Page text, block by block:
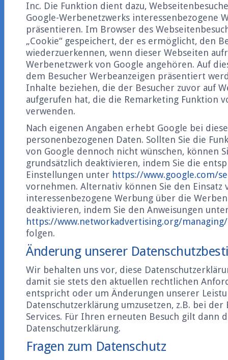
Inc. Die Funktion dient dazu,
Google-Werbenetzwerks interessenbezogene
präsentieren. Im Browser des
„Cookie“ gespeichert, der es ermöglicht, den
wiederzuerkennen, wenn dieser Webseiten
Werbenetzwerk von Google angehören. Auf
dem Besucher Werbeanzeigen präsentiert
Inhalte beziehen, die der Besucher zuvor auf
aufgerufen hat, die die Remarketing Funktion
verwenden.
Nach eigenen Angaben erhebt Google bei
personenbezogenen Daten. Sollten Sie die
von Google dennoch nicht wünschen, können
grundsätzlich deaktivieren, indem Sie die
Einstellungen unter https://www.google.com/
vornehmen. Alternativ können Sie den Einsatz
interessenbezogene Werbung über die
deaktivieren, indem Sie den Anweisungen
https://www.networkadvertising.org/
folgen.
Änderung unserer
Wir behalten uns vor, diese
damit sie stets den aktuellen rechtlichen
entspricht oder um Änderungen unserer
Datenschutzerklärung umzusetzen, z.B. bei
Services. Für Ihren erneuten Besuch gilt dann
Datenschutzerklärung.
Fragen zum Datenschutz